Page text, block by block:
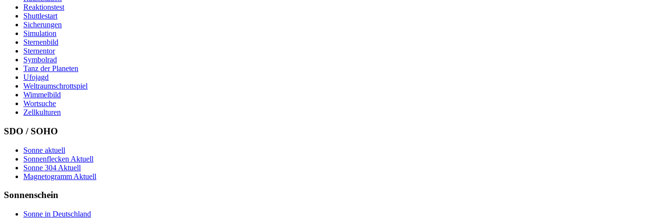
Reaktionstest
Shuttlestart
Sicherungen
Simulation
Sternenbild
Sternentor
Symbolrad
Tanz der Planeten
Ufojagd
Weltraumschrottspiel
Wimmelbild
Wortsuche
Zellkulturen
SDO / SOHO
Sonne aktuell
Sonnenflecken Aktuell
Sonne 304 Aktuell
Magnetogramm Aktuell
Sonnenschein
Sonne in Deutschland